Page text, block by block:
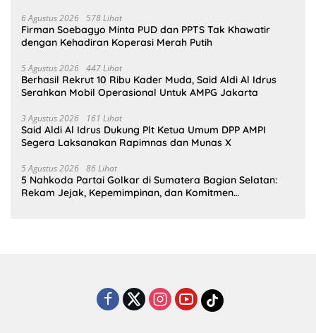
6 Agustus 2026 578 Lihat
Firman Soebagyo Minta PUD dan PPTS Tak Khawatir
dengan Kehadiran Koperasi Merah Putih
5 Agustus 2026 447 Lihat
Berhasil Rekrut 10 Ribu Kader Muda, Said Aldi Al Idrus
Serahkan Mobil Operasional Untuk AMPG Jakarta
3 Agustus 2026 161 Lihat
Said Aldi Al Idrus Dukung Plt Ketua Umum DPP AMPI
Segera Laksanakan Rapimnas dan Munas X
5 Agustus 2026 86 Lihat
5 Nahkoda Partai Golkar di Sumatera Bagian Selatan:
Rekam Jejak, Kepemimpinan, dan Komitmen